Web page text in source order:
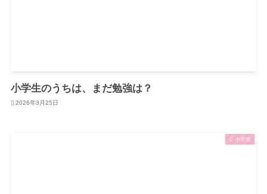
小学生のうちは、まだ勉強は？
2026年3月25日
小学生